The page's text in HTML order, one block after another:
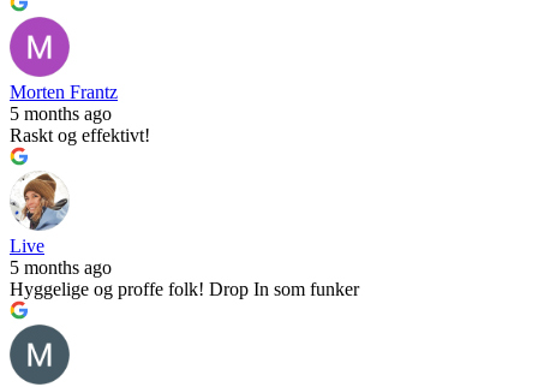
Morten Frantz
5 months ago
Raskt og effektivt!
Live
5 months ago
Hyggelige og proffe folk! Drop In som funker